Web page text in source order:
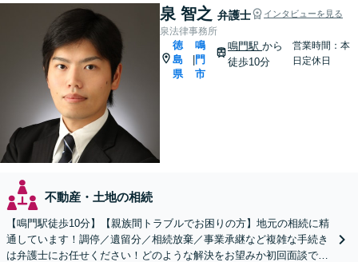
泉 智之 弁護士 インタビューを見る
泉法律事務所
徳
島
県
鳴
門
市
鳴門駅 から
徒歩10分
営業時間：本
日定休日
不動産・土地の相続
【鳴門駅徒歩10分】【親族間トラブルでお困りの方】地元の相続に精
通しています！調停／遺留分／相続放棄／事業承継など複雑な手続き
は弁護士にお任せください！どのような解決をお望みか初回面談でし